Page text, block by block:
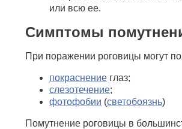
или всю ее.
Симптомы
При поражении роговицы могут
покраснение глаз;
слезотечение;
фотофобии (светобоязнь)
Помутнение роговицы в